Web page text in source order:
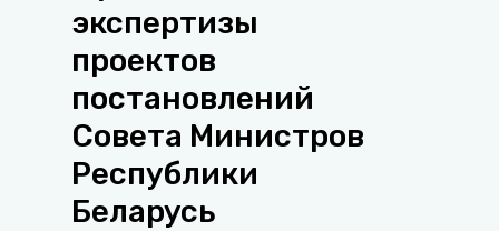
экспертизы
проектов
постановлений
Совета Министров
Республики
Беларусь